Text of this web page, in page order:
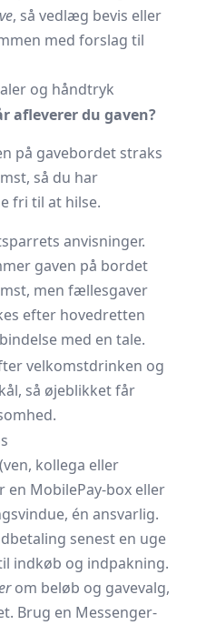
, så vedlæg bevis eller
med forslag til
og håndtryk
afleverer du gaven?
på gavebordet straks
så du har
fri til at hilse.
anvisninger.
gaven på bordet
men fællesgaver
efter hovedretten
med en tale.
velkomstdrinken og
så øjeblikket får
(ven, kollega eller
en MobilePay-box eller
én ansvarlig.
senest en uge
indkøb og indpakning.
om beløb og gavevalg,
Brug en Messenger-